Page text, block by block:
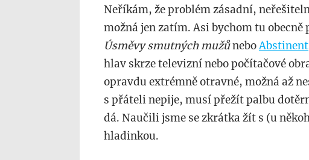
Neříkám, že problém zásadní,
možná jen zatím. Asi bychom tu
Úsměvy smutných mužůneboAbstinent
hlav skrze televizní nebo počítačové
opravdu extrémně otravné, možná až
s přáteli nepije, musí přežít palbu
dá. Naučili jsme se zkrátka žít s (u
hladinkou.